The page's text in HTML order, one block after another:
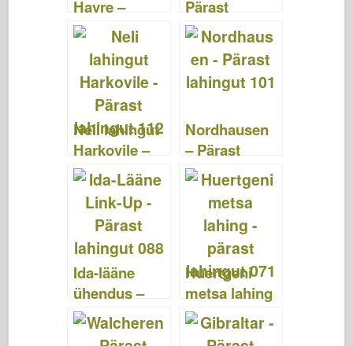
Havre –
Pärast
lahingut 139
Pärast
lahingut 114
Neli lahingut
Harkovile –
Pärast
lahingut 112
Nordhausen
– Pärast
lahingut 101
Ida-lääne
ühendus –
pärast
lahingut 088
Huertgeni
metsa lahing
– pärast
lahingut 071